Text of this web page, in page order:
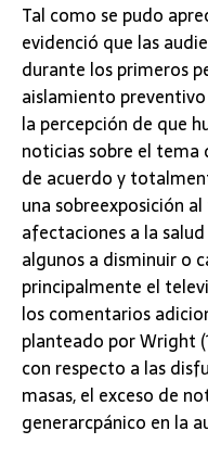
Tal como se pudo
evidenció que las
durante los primeros
aislamiento
la percepción de que
noticias sobre el tema
de acuerdo y
una sobreexposición
afectaciones a la
algunos a disminuir o
principalmente el
los comentarios
planteado por Wright
con respecto a las
masas, el exceso de
generarcpánico en la